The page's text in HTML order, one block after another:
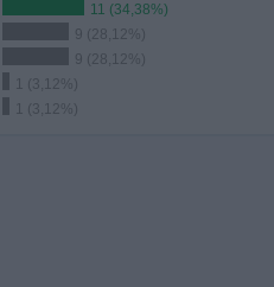
11 (34,38%)
9 (28,12%)
9 (28,12%)
1 (3,12%)
1 (3,12%)